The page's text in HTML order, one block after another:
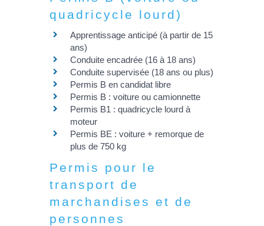
quadricycle lourd)
Apprentissage anticipé (à partir de 15
ans)
Conduite encadrée (16 à 18 ans)
Conduite supervisée (18 ans ou plus)
Permis B en candidat libre
Permis B : voiture ou camionnette
Permis B1 : quadricycle lourd à
moteur
Permis BE : voiture + remorque de
plus de 750 kg
Permis pour le
transport de
marchandises et de
personnes